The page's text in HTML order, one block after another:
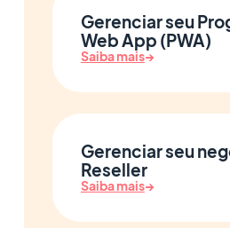
Gerenciar seu
Web App (PWA)
Saiba mais→
Gerenciar seu
Reseller
Saiba mais→